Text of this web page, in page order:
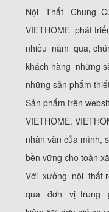
Nội Thất Chung
VIETHOME phát
nhiều năm qua,
khách hàng những
những sản phẩm
Sản phẩm trên
VIETHOME.
nhân văn của mình,
bền vững cho toàn
Với xưởng nội thất
qua đơn vị trung